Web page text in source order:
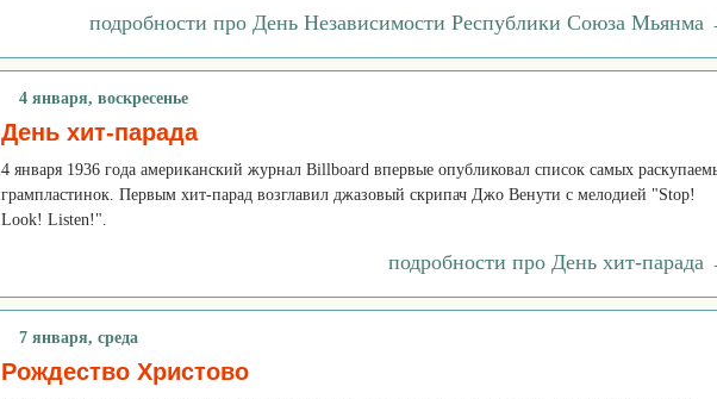
подробности про День Независимости Республики Союза Мьянма
4 января, воскресенье
День хит-парада
4 января 1936 года американский журнал Billboard впервые опубликовал список самых
грампластинок. Первым хит-парад возглавил джазовый скрипач Джо Венути с мелодией "Stop!
Look! Listen!".
подробности про День хит-парада
7 января, среда
Рождество Христово